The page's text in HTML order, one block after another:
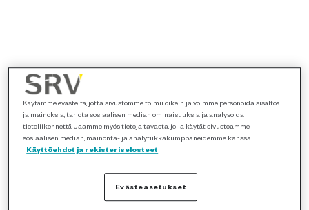
Käytämme evästeitä, jotta sivustomme toimii oikein ja voimme personoida sisältöä
ja mainoksia, tarjota sosiaalisen median ominaisuuksia ja analysoida
tietoliikennettä. Jaamme myös tietoja tavasta, jolla käytät sivustoamme
sosiaalisen median, mainonta- ja analytiikkakumppaneidemme kanssa.
Käyttöehdot ja rekisteriselosteet
Evästeasetukset